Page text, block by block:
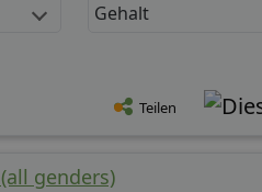
Gehalt
Teilen
genders)